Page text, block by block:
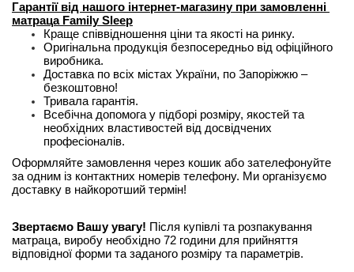
Гарантії від нашого інтернет-магазину при замовленні
матраца Family Sleep
Краще співвідношення ціни та якості на ринку.
Оригінальна продукція безпосередньо від офіційного
виробника.
Доставка по всіх містах України, по Запоріжжю –
безкоштовно!
Тривала гарантія.
Всебічна допомога у підборі розміру, якостей та
необхідних властивостей від досвідчених
професіоналів.
Оформляйте замовлення через кошик або зателефонуйте
за одним із контактних номерів телефону. Ми організуємо
доставку в найкоротший термін!
Звертаємо Вашу увагу! Після купівлі та розпакування
матраца, виробу необхідно 72 години для прийняття
відповідної форми та заданого розміру та параметрів.